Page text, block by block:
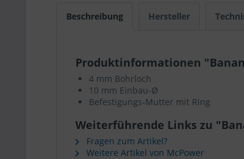
Beschreibung Hersteller
Produktinformationen
4 mm Bohrloch
10 mm Einbau-Ø
Befestigungs-Mutter mit Ring
Weiterführende Links zu
Fragen zum Artikel?
Weitere Artikel von McPower